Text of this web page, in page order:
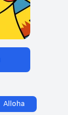
Alloha